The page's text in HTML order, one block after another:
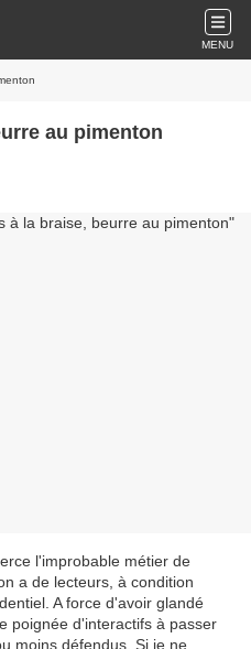
MENU
au pimenton
l'improbable métier de
a de lecteurs, à condition
A force d'avoir glandé
poignée d'interactifs à passer
moins défendus. Si je ne